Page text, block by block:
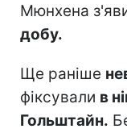
Мюнхена
добу.
Ще раніше
фіксували в
Гольштайн.